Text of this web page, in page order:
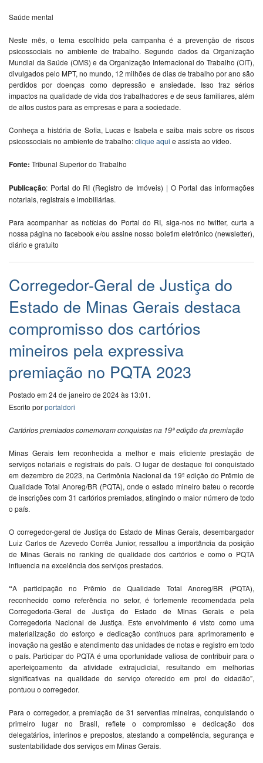
Saúde mental
Neste mês, o tema escolhido pela campanha é a prevenção de riscos
psicossociais no ambiente de trabalho. Segundo dados da Organização
Mundial da Saúde (OMS) e da Organização Internacional do Trabalho (OIT),
divulgados pelo MPT, no mundo, 12 milhões de dias de trabalho por ano são
perdidos por doenças como depressão e ansiedade. Isso traz sérios
impactos na qualidade de vida dos trabalhadores e de seus familiares, além
de altos custos para as empresas e para a sociedade.
Conheça a história de Sofia, Lucas e Isabela e saiba mais sobre os riscos
psicossociais no ambiente de trabalho:clique aqui e assista ao vídeo.
Fonte: Tribunal Superior do Trabalho
Publicação: Portal do RI (Registro de Imóveis) | O Portal das informações
notariais, registrais e imobiliárias.
Para acompanhar as notícias do Portal do RI, siga-nos no twitter, curta a
nossa página no facebook e/ou assine nosso boletim eletrônico (newsletter),
diário e gratuito
Corregedor-Geral de Justiça do
Estado de Minas Gerais destaca
compromisso dos cartórios
mineiros pela expressiva
premiação no PQTA 2023
Postado em 24 de janeiro de 2024 às 13:01.
Escrito porportaldori
Cartórios premiados comemoram conquistas na 19ª edição da premiação
Minas Gerais tem reconhecida a melhor e mais eficiente prestação de
serviços notariais e registrais do país. O lugar de destaque foi conquistado
em dezembro de 2023, na Cerimônia Nacional da 19ª edição do Prêmio de
Qualidade Total Anoreg/BR (PQTA), onde o estado mineiro bateu o recorde
de inscrições com 31 cartórios premiados, atingindo o maior número de todo
o país.
O corregedor-geral de Justiça do Estado de Minas Gerais, desembargador
Luiz Carlos de Azevedo Corrêa Junior, ressaltou a importância da posição
de Minas Gerais no ranking de qualidade dos cartórios e como o PQTA
influencia na excelência dos serviços prestados.
“A participação no Prêmio de Qualidade Total Anoreg/BR (PQTA),
reconhecido como referência no setor, é fortemente recomendada pela
Corregedoria-Geral de Justiça do Estado de Minas Gerais e pela
Corregedoria Nacional de Justiça. Este envolvimento é visto como uma
materialização do esforço e dedicação contínuos para aprimoramento e
inovação na gestão e atendimento das unidades de notas e registro em todo
o país. Participar do PQTA é uma oportunidade valiosa de contribuir para o
aperfeiçoamento da atividade extrajudicial, resultando em melhorias
significativas na qualidade do serviço oferecido em prol do cidadão”,
pontuou o corregedor.
Para o corregedor, a premiação de 31 serventias mineiras, conquistando o
primeiro lugar no Brasil, reflete o compromisso e dedicação dos
delegatários, interinos e prepostos, atestando a competência, segurança e
sustentabilidade dos serviços em Minas Gerais.